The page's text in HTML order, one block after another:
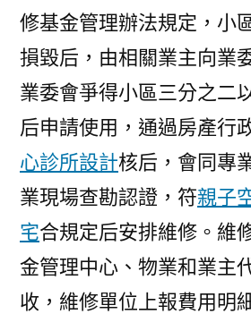
修基金管理辦法規定，小
損毀后，由相關業主向業
業委會爭得小區三分之二
后申請使用，通過房產行
心診所設計核后，會同專
業現場查勘認證，符親子
宅合規定后安排維修。維
金管理中心、物業和業主
收，維修單位上報費用明